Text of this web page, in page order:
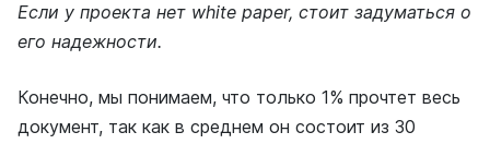
Если у проекта нет white paper, стоит задуматься о
его надежности.
Конечно, мы понимаем, что только 1% прочтет весь
документ, так как в среднем он состоит из 30